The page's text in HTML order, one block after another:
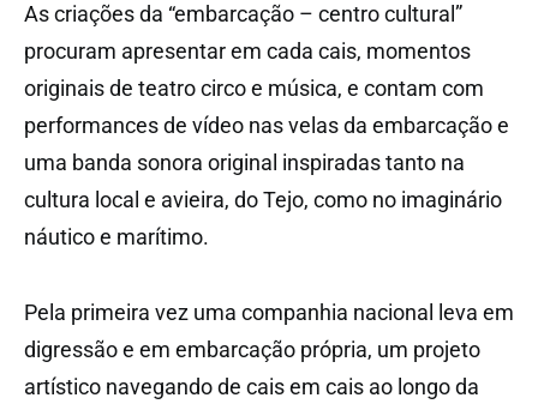
As criações da “embarcação – centro cultural”
procuram apresentar em cada cais, momentos
originais de teatro circo e música, e contam com
performances de vídeo nas velas da embarcação e
uma banda sonora original inspiradas tanto na
cultura local e avieira, do Tejo, como no imaginário
náutico e marítimo.
Pela primeira vez uma companhia nacional leva em
digressão e em embarcação própria, um projeto
artístico navegando de cais em cais ao longo da